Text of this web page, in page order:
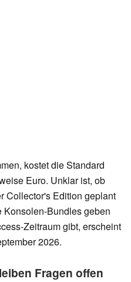
kostet die Standard
Euro. Unklar ist, ob
Collector's Edition geplant
Konsolen-Bundles geben
Zeitraum gibt, erscheint
2026.
Fragen offen